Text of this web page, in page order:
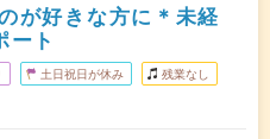
が好きな方に＊未経
ート
土日祝日が休み 残業なし